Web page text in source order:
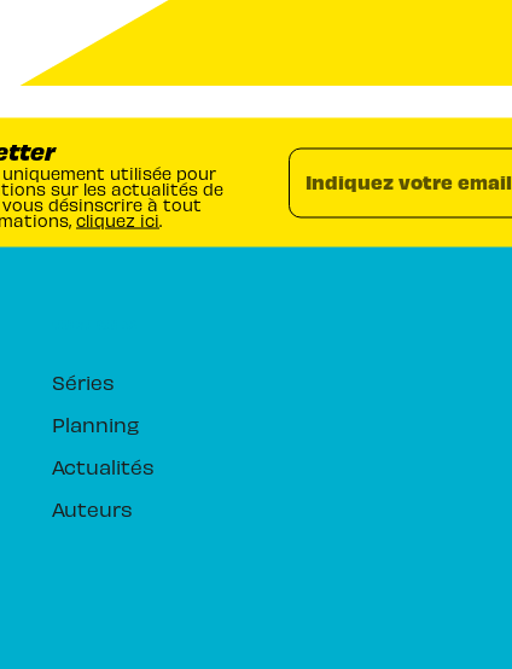
utilisée pour
sur les actualités de
vous désinscrire à tout
cliquez ici.
Indiquez votre email
Séries
Planning
Actualités
Auteurs